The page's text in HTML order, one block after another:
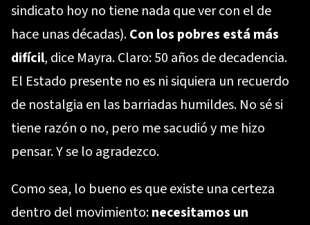
sindicato hoy no tiene nada que ver con el de
hace unas décadas).Con los pobres está más
difícil, dice Mayra. Claro: 50 años de decadencia.
El Estado presente no es ni siquiera un recuerdo
de nostalgia en las barriadas humildes. No sé si
tiene razón o no, pero me sacudió y me hizo
pensar. Y se lo agradezco.
Como sea, lo bueno es que existe una certeza
dentro del movimiento:necesitamos un